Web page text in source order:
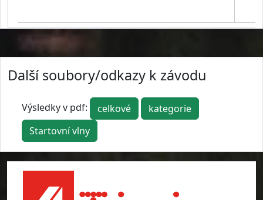
Další soubory/odkazy k závodu
Výsledky v pdf: celkové
kategorie
Startovní vlny